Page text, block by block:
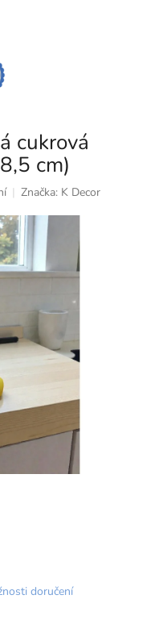
cukrová
cm)
Značka: K Decor
doručení